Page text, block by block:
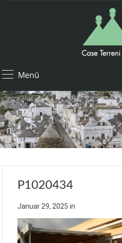
Menü
P1020434
Januar 29, 2025 in